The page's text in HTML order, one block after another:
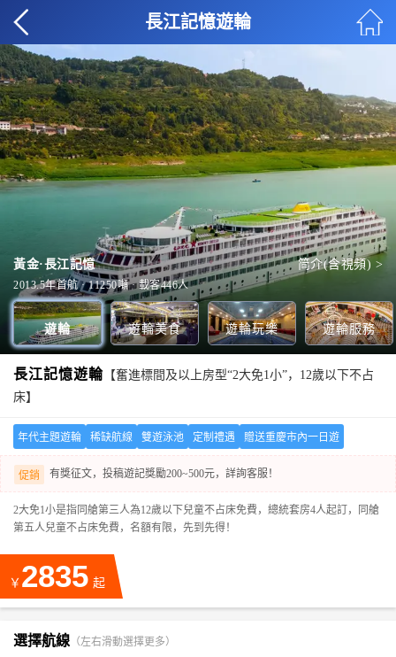
長江記憶遊輪
黃金·長江記憶 简介(含視頻) >
2013.5年首航 · 11250噸 · 載客446人
中西餐廳
全部美食 >
室內遊泳池
前臺大堂
甲板1
遊輪 遊輪美食 遊輪玩樂 遊輪服務
長江記憶遊輪 【奮進標間及以上房型“2大免1小”，12歲以下不占
床】
年代主題遊輪 稀缺航線 雙遊泳池 定制禮遇 贈送重慶市內一日遊
促銷 有獎征文，投稿遊記獎勵200~500元，詳詢客服！
2大免1小是指同艙第三人為12歲以下兒童不占床免費，總統套房4人起訂，同艙
第五人兒童不占床免費，名額有限，先到先得！
￥ 2835 起
選擇航線 （左右滑動選擇更多）